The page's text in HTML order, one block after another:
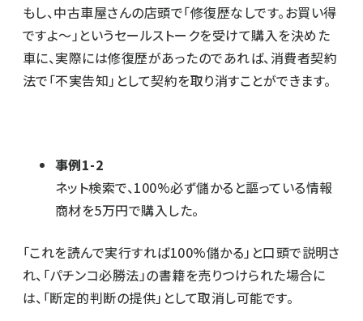
もし、中古車屋さんの店頭で「修復歴なしです。お買い得
ですよ～」というセールストークを受けて購入を決めた
車に、実際には修復歴があったのであれば、消費者契約
法で「不実告知」として契約を取り消すことができます。
事例1-2
ネット検索で、100%必ず儲かると謳っている情報
商材を5万円で購入した。
「これを読んで実行すれば100%儲かる」と口頭で説明さ
れ、「パチンコ必勝法」の書籍を売りつけられた場合に
は、「断定的判断の提供」として取消し可能です。